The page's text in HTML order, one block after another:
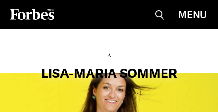
Suche
MENU
A
LISA-MARIA SOMMER